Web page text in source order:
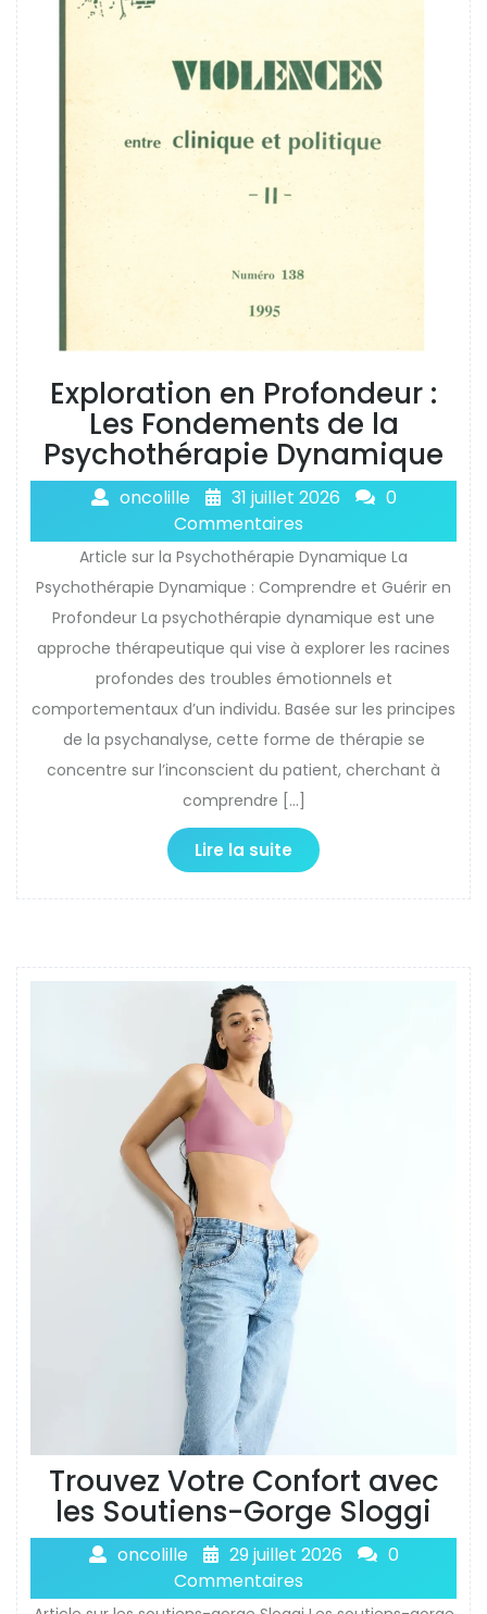
Exploration en Profondeur :
Les Fondements de la
Psychothérapie Dynamique
oncolille 31 juillet 2026
0
Commentaires
Article sur la Psychothérapie Dynamique La
Psychothérapie Dynamique : Comprendre et Guérir en
Profondeur La psychothérapie dynamique est une
approche thérapeutique qui vise à explorer les racines
profondes des troubles émotionnels et
comportementaux d’un individu. Basée sur les principes
de la psychanalyse, cette forme de thérapie se
concentre sur l’inconscient du patient, cherchant à
comprendre […]
Lire la suite
Trouvez Votre Confort avec
les Soutiens-Gorge Sloggi
oncolille 29 juillet 2026
0
Commentaires